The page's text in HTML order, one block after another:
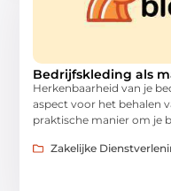
Bedrijfskleding als
Herkenbaarheid van je
aspect voor het behalen
praktische manier om je
Zakelijke